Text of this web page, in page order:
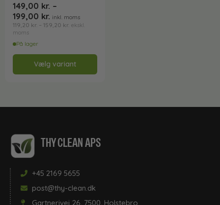
149,00 kr. –
199,00 kr. inkl. moms
119,20 kr. – 159,20 kr. ekskl.
moms
På lager
Vælg variant
THY CLEAN APS
+45 2169 5655
post@thy-clean.dk
Gartnerivej 26, 7500, Holstebro